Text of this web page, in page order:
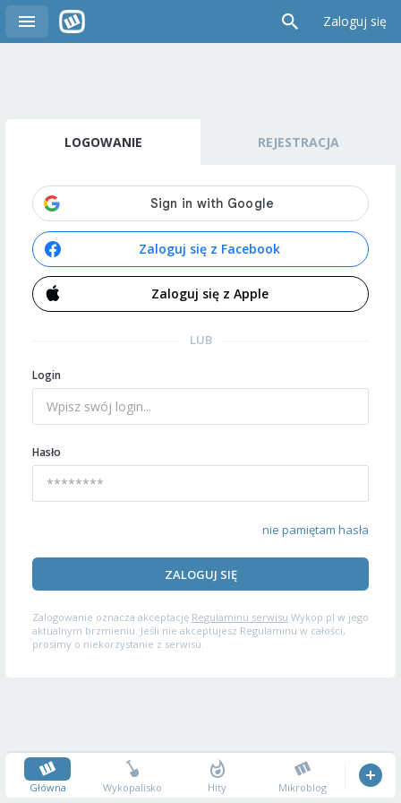
Zaloguj się
LOGOWANIE REJESTRACJA
Zaloguj się z Facebook
Zaloguj się z Apple
LUB
Login
Hasło
nie pamiętam hasła
ZALOGUJ SIĘ
Zalogowanie oznacza akceptację Regulaminu serwisu Wykop.pl w jego
aktualnym brzmieniu. Jeśli nie akceptujesz Regulaminu w całości,
prosimy o niekorzystanie z serwisu.
Główna Wykopalisko Hity Mikroblog